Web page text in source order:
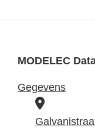
MODELEC
Gegevens
B
e